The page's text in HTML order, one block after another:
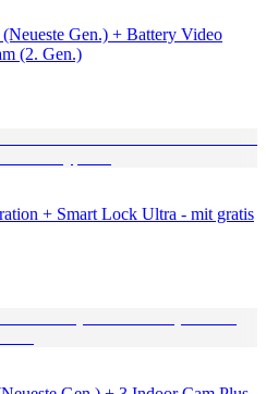
Gen.) + Battery Video
(2. Gen.)
+ Smart Lock Ultra - mit gratis